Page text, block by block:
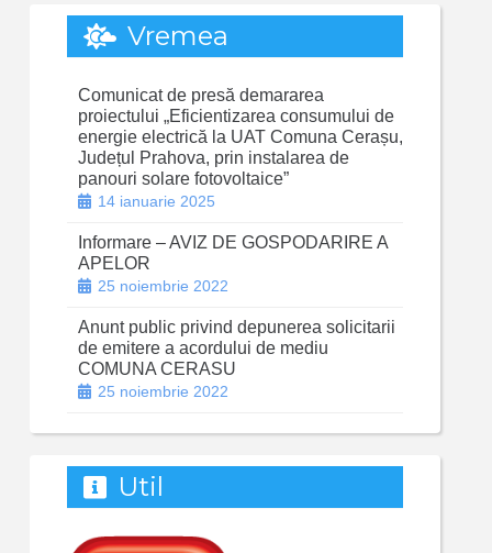
Vremea
Comunicat de presă demararea
proiectului „Eficientizarea consumului de
energie electrică la UAT Comuna Cerașu,
Județul Prahova, prin instalarea de
panouri solare fotovoltaice”
14 ianuarie 2025
Informare – AVIZ DE GOSPODARIRE A
APELOR
25 noiembrie 2022
Anunt public privind depunerea solicitarii
de emitere a acordului de mediu
COMUNA CERASU
25 noiembrie 2022
Util